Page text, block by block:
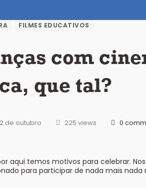
FILMES EDUCATIVOS
com
que tal?
de outubro 225 views 0
aqui temos motivos para celebrar.
para participar de nada mais nada